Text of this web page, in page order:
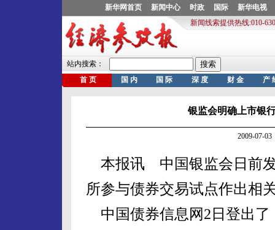
银监会明确上市银
2009-07-
本报讯 中国银监会日前发
所参与债券交易试点作出相
中国债券信息网2日登出了